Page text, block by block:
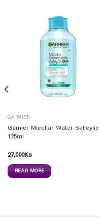
GARNIER
Garnier Micellar Water Salicylic
125ml
27,500Ks
READ MORE